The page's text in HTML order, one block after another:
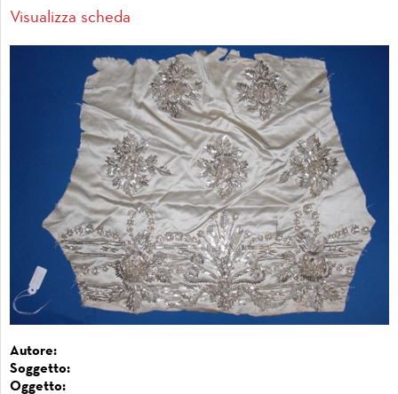
Visualizza scheda
Autore:
Soggetto:
Oggetto: